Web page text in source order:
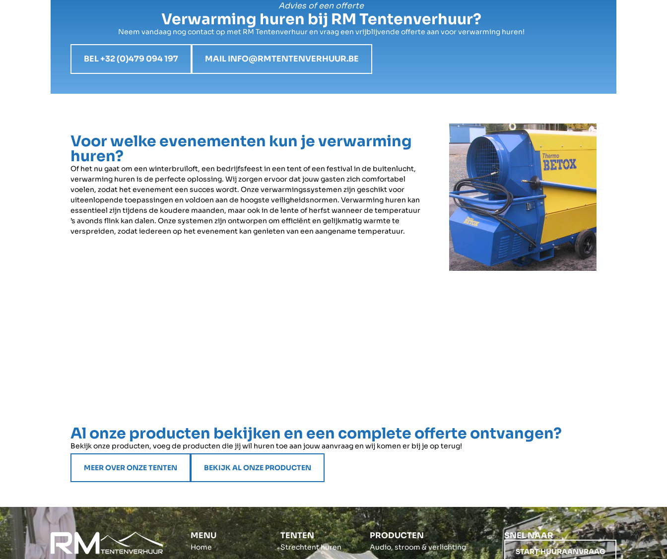
Advies of een offerte
Verwarming huren bij RM Tentenverhuur?
Neem vandaag nog contact op met RM Tentenverhuur en vraag een vrijblijvende offerte aan voor verwarming huren!
BEL +32 (0)479 094 197 MAIL INFO@RMTENTENVERHUUR.BE
Voor welke evenementen kun je verwarming
huren?
Of het nu gaat om een winterbruiloft, een bedrijfsfeest in een tent of een festival in de buitenlucht,
verwarming huren is de perfecte oplossing. Wij zorgen ervoor dat jouw gasten zich comfortabel
voelen, zodat het evenement een succes wordt. Onze verwarmingssystemen zijn geschikt voor
uiteenlopende toepassingen en voldoen aan de hoogste veiligheidsnormen. Verwarming huren kan
essentieel zijn tijdens de koudere maanden, maar ook in de lente of herfst wanneer de temperatuur
’s avonds flink kan dalen. Onze systemen zijn ontworpen om efficiënt en gelijkmatig warmte te
verspreiden, zodat iedereen op het evenement kan genieten van een aangename temperatuur.
Al onze producten bekijken en een complete offerte ontvangen?
Bekijk onze producten, voeg de producten die jij wil huren toe aan jouw aanvraag en wij komen er bij je op terug!
MEER OVER ONZE TENTEN BEKIJK AL ONZE PRODUCTEN
MENU
Home
TENTEN
Strechtent huren
PRODUCTEN
Audio, stroom & verlichting
SNEL NAAR
START HUURAANVRAAG